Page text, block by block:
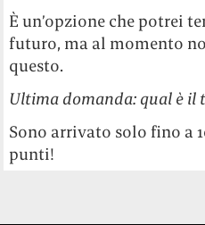
È un’opzione che potrei
futuro, ma al momento
questo.
Ultima domanda: qual è il
Sono arrivato solo fino a
punti!